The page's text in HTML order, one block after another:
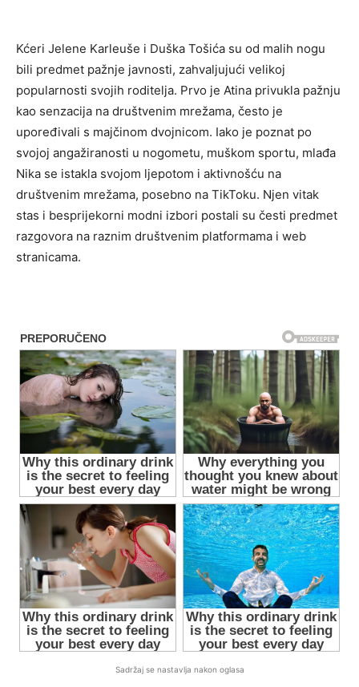
Kćeri Jelene Karleuše i Duška Tošića su od malih nogu
bili predmet pažnje javnosti, zahvaljujući velikoj
popularnosti svojih roditelja. Prvo je Atina privukla pažnju
kao senzacija na društvenim mrežama, često je
upoređivali s majčinom dvojnicom. Iako je poznat po
svojoj angažiranosti u nogometu, muškom sportu, mlađa
Nika se istakla svojom ljepotom i aktivnošću na
društvenim mrežama, posebno na TikToku. Njen vitak
stas i besprijekorni modni izbori postali su česti predmet
razgovora na raznim društvenim platformama i web
stranicama.
Sadržaj se nastavlja nakon oglasa